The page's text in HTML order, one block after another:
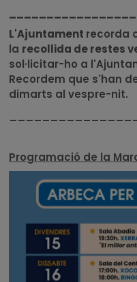
L'Ajuntament recorda
la recollida de restes
sol·licitar-ho a
Recordem que s'han
dimarts al vespre-nit.
Programació de la